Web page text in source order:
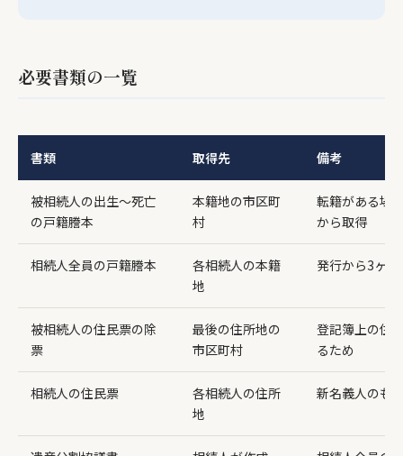
必要書類の一覧
書類 取得先 備考
被相続人の出生〜死亡
の戸籍謄本
本籍地の市区町
村
転籍がある場
から取得
相続人全員の戸籍謄本
各相続人の本籍
地
発行から3ヶ月
被相続人の住民票の除
票
最後の住所地の
市区町村
登記簿上の住
るため
相続人の住民票
各相続人の住所
地
新名義人のも